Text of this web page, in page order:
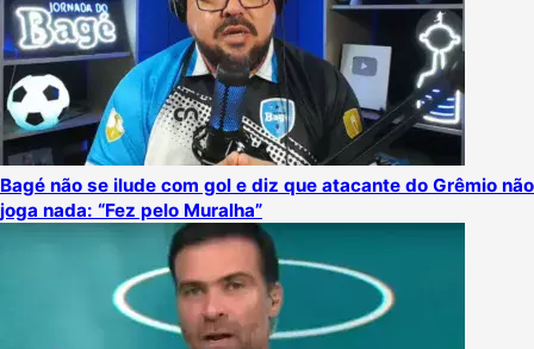
Bagé não se ilude com gol e diz que atacante do Grêmio não
joga nada: “Fez pelo Muralha”